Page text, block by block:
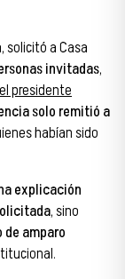
solicitó a Casa
invitadas,
presidente
solo remitió a
habían sido
explicación
, sino
amparo